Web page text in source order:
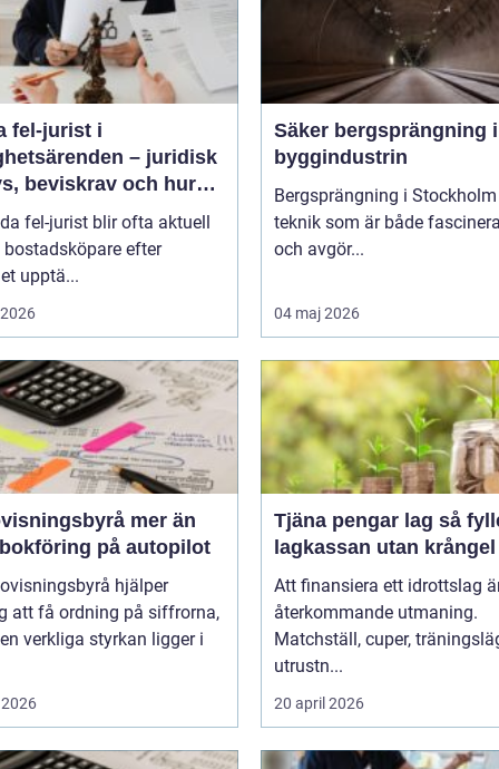
fel-jurist i
– juridisk
beviskrav och hur
fördelas vid
fel-jurist blir ofta aktuell
bostadsköpare efter
upptä...
Säker bergsprängning
byggindustrin
Bergsprängning i
teknik som är både
och avgör...
04 maj 2026
mer än
på autopilot
hjälper
att få ordning på siffrorna,
verkliga styrkan ligger i
Tjäna pengar lag så fyller ni
lagkassan utan krångel
Att finansiera ett idrottslag
återkommande utmaning.
Matchställ, cuper,
utrustn...
20 april 2026